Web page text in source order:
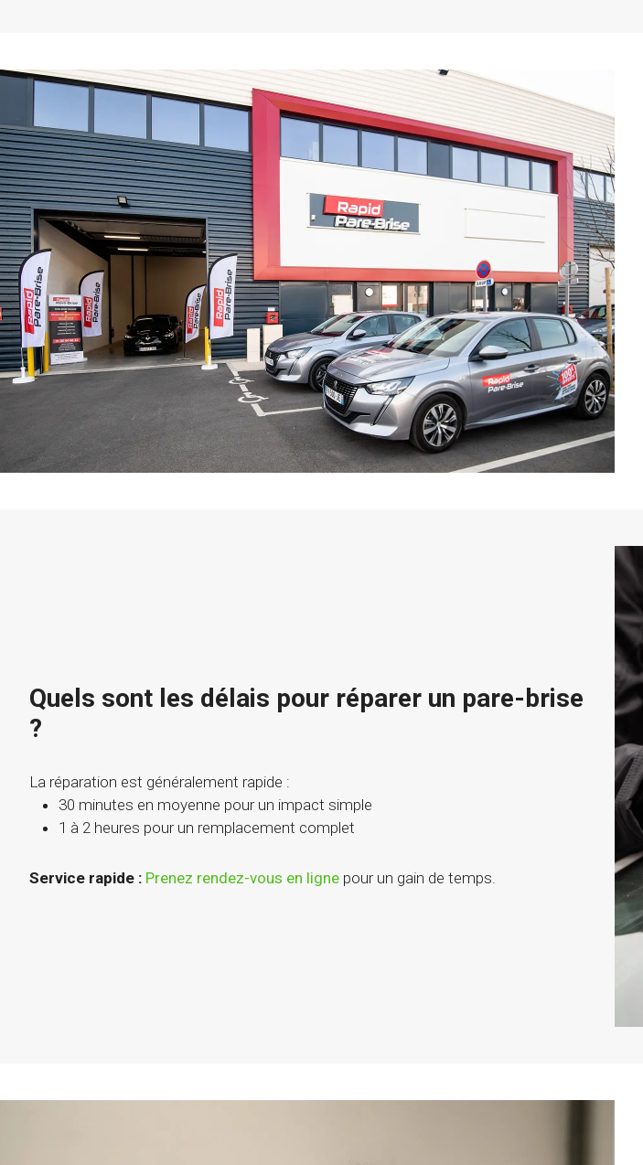
Quels sont les délais pour réparer un pare-brise
?
La réparation est généralement rapide :
30 minutes en moyenne pour un impact simple
1 à 2 heures pour un remplacement complet
Service rapide : Prenez rendez-vous en ligne pour un gain de temps.